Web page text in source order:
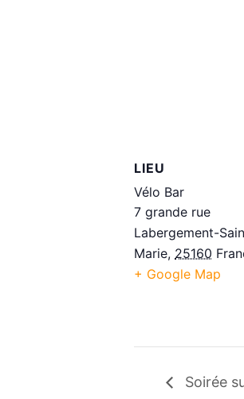
LIEU
Vélo Bar
7 grande rue
Labergement-
Marie, 25160
+ Google Map
Soirée